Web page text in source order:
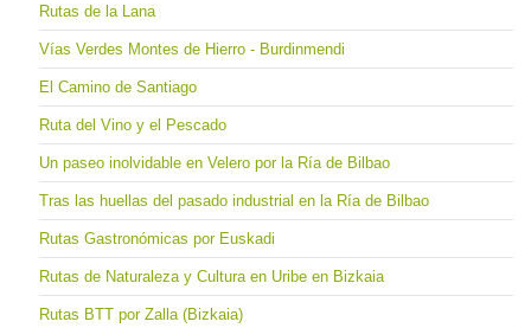
Rutas de la Lana
Vías Verdes Montes de Hierro - Burdinmendi
El Camino de Santiago
Ruta del Vino y el Pescado
Un paseo inolvidable en Velero por la Ría de Bilbao
Tras las huellas del pasado industrial en la Ría de Bilbao
Rutas Gastronómicas por Euskadi
Rutas de Naturaleza y Cultura en Uribe en Bizkaia
Rutas BTT por Zalla (Bizkaia)